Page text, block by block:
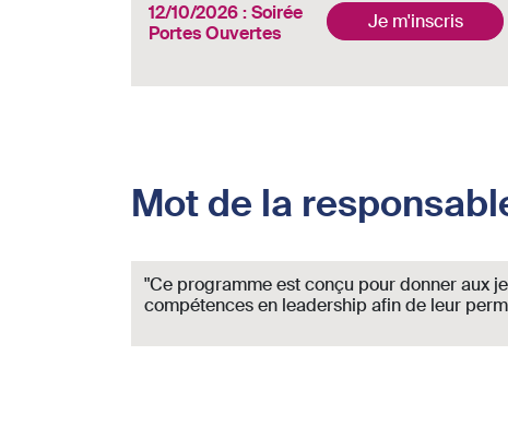
12/10/2026 : Soirée
Portes Ouvertes
Je m'inscris
Mot de la
"Ce programme est conçu pour donner aux
compétences en leadership afin de leur